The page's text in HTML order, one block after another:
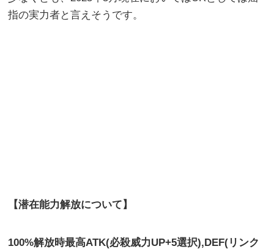
指の実力者と言えそうです。
【潜在能力解放について】
100%解放時最高ATK(必殺威力UP+5選択),DEF(リンク